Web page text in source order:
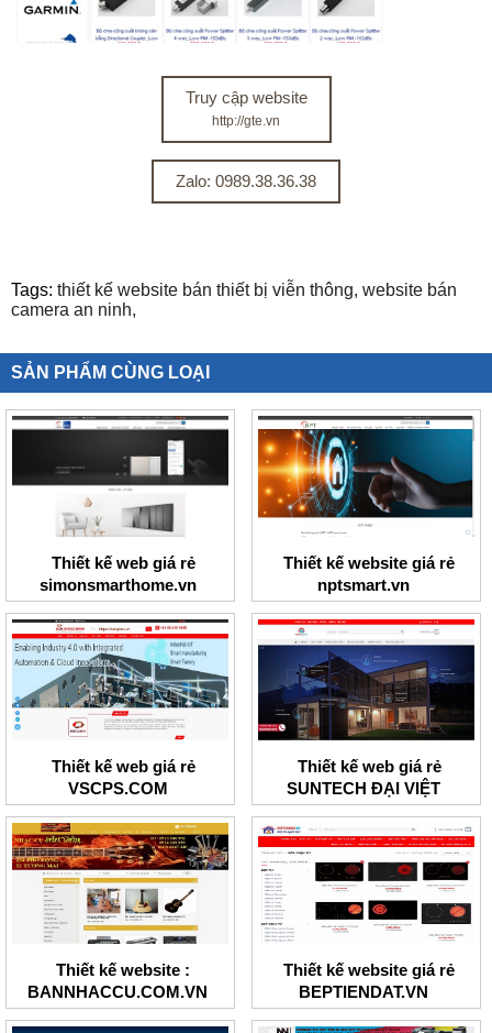
Truy cập website
http://gte.vn
Zalo: 0989.38.36.38
Tags: thiết kế website bán thiết bị viễn thông, website bán
camera an ninh,
SẢN PHẨM CÙNG LOẠI
Thiết kế web giá rẻ
simonsmarthome.vn
Thiết kế website giá rẻ
nptsmart.vn
Thiết kế web giá rẻ
VSCPS.COM
Thiết kế web giá rẻ
SUNTECH ĐẠI VIỆT
Thiết kế website :
BANNHACCU.COM.VN
Thiết kế website giá rẻ
BEPTIENDAT.VN